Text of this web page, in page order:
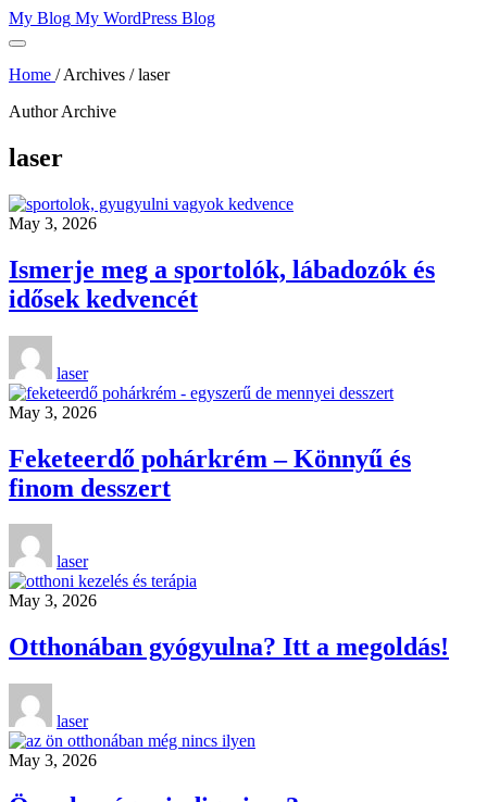
Skip
to
My Blog My WordPress Blog
Home / Archives / laser
Author Archive
laser
May 3, 2026
Ismerje meg a sportolók, lábadozók és
idősek kedvencét
laser
May 3, 2026
Feketeerdő pohárkrém – Könnyű és
finom desszert
laser
May 3, 2026
Otthonában gyógyulna? Itt a megoldás!
laser
May 3, 2026